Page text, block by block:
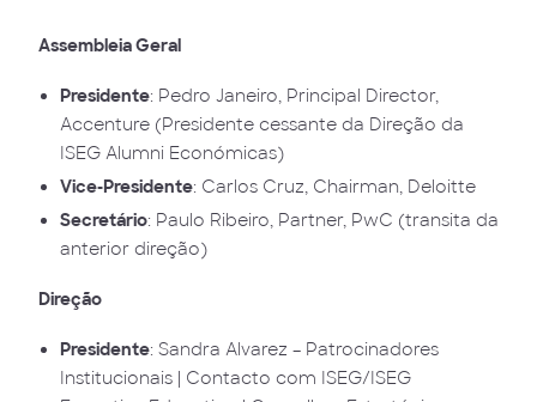
Assembleia Geral
Presidente: Pedro Janeiro, Principal Director,
Accenture (Presidente cessante da Direção da
ISEG Alumni Económicas)
Vice-Presidente: Carlos Cruz, Chairman, Deloitte
Secretário: Paulo Ribeiro, Partner, PwC (transita da
anterior direção)
Direção
Presidente: Sandra Alvarez – Patrocinadores
Institucionais | Contacto com ISEG/ISEG